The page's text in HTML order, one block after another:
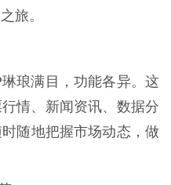
旅。
琅满目，功能各异。这
情、新闻资讯、数据分
随地把握市场动态，做